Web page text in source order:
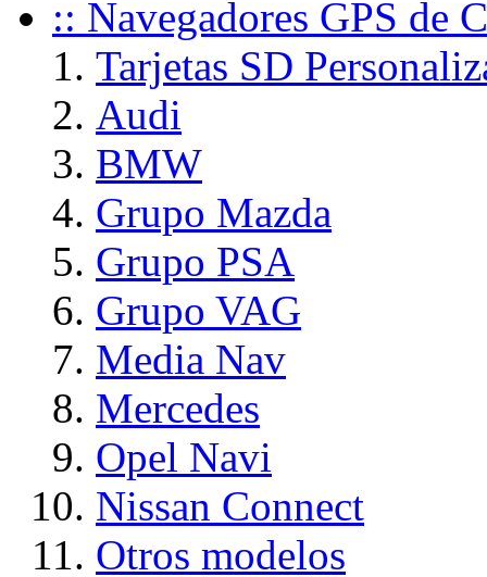
:: Navegadores GPS de
Tarjetas SD
Audi
BMW
Grupo Mazda
Grupo PSA
Grupo VAG
Media Nav
Mercedes
Opel Navi
Nissan Connect
Otros modelos